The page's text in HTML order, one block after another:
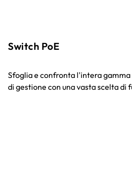
Switch PoE
Sfoglia e confronta l'intera gamma
di gestione con una vasta scelta di